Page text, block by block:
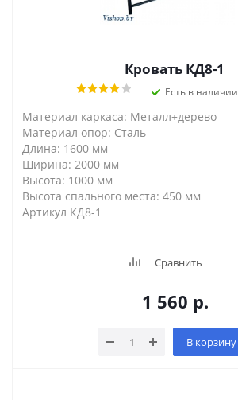
Кровать КД8-1
Есть в наличии
Материал каркаса: Металл+дерево
Материал опор: Сталь
Длина: 1600 мм
Ширина: 2000 мм
Высота: 1000 мм
Высота спального места: 450 мм
Артикул КД8-1
Сравнить
1 560 р.
В корзину